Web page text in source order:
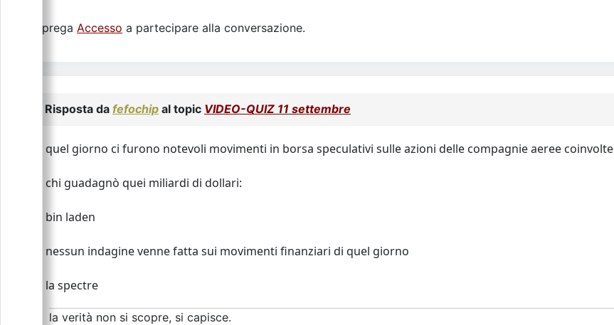
Si prega Accesso a partecipare alla conversazione.
Risposta da fefochip al topic VIDEO-QUIZ 11 settembre
quel giorno ci furono notevoli movimenti in borsa speculativi sulle azioni delle compagnie aeree coinvolte
chi guadagnò quei miliardi di dollari:
bin laden
nessun indagine venne fatta sui movimenti finanziari di quel giorno
la spectre
la verità non si scopre, si capisce.